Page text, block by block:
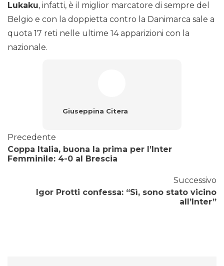
Lukaku, infatti, è il miglior marcatore di sempre del
Belgio e con la doppietta contro la Danimarca sale a
quota 17 reti nelle ultime 14 apparizioni con la
nazionale.
Giuseppina Citera
Precedente
Coppa Italia, buona la prima per l’Inter
Femminile: 4-0 al Brescia
Successivo
Igor Protti confessa: “Sì, sono stato vicino
all’Inter”